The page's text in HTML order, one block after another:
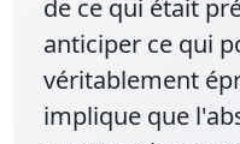
de ce qui était
anticiper ce qui
véritablement
implique que